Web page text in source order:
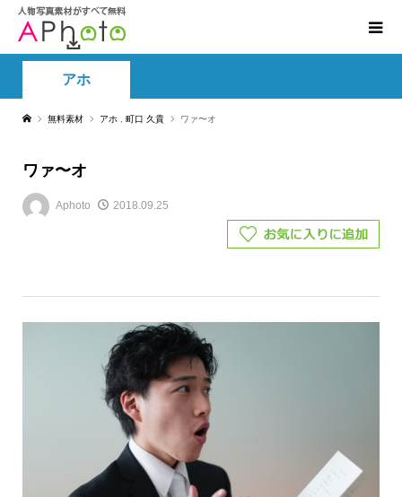
アホ
無料素材 アホ 町口 久貴 ワァ〜オ
ワァ〜オ
Aphoto 2018.09.25